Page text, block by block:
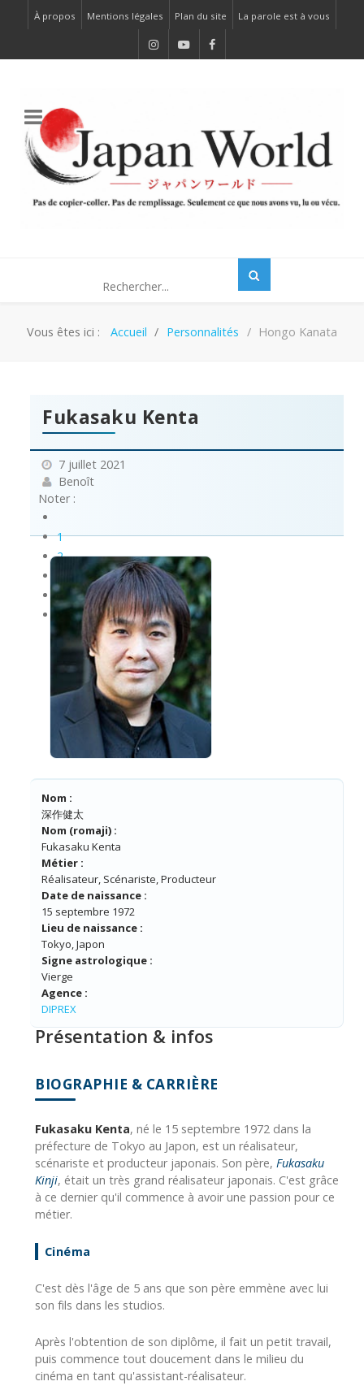
À propos Mentions légales Plan du site La parole est à vous
Vous êtes ici : Accueil Personnalités Hongo Kanata
Fukasaku Kenta
7 juillet 2021
Benoît
Noter :
1
2
4
5
Nom :
深作健太
Nom (romaji) :
Fukasaku Kenta
Métier :
Réalisateur, Scénariste, Producteur
Date de naissance :
15 septembre 1972
Lieu de naissance :
Tokyo, Japon
Signe astrologique :
Vierge
Agence :
DIPREX
Présentation & infos
BIOGRAPHIE & CARRIÈRE
Fukasaku Kenta, né le 15 septembre 1972 dans la
préfecture de Tokyo au Japon, est un réalisateur,
scénariste et producteur japonais. Son père, Fukasaku
Kinji, était un très grand réalisateur japonais. C'est grâce
à ce dernier qu'il commence à avoir une passion pour ce
métier.
Cinéma
C'est dès l'âge de 5 ans que son père emmène avec lui
son fils dans les studios.
Après l'obtention de son diplôme, il fait un petit travail,
puis commence tout doucement dans le milieu du
cinéma en tant qu'assistant-réalisateur.